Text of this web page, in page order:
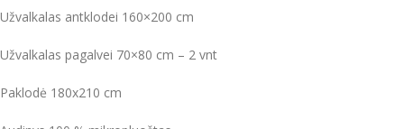
Užvalkalas antklodei 160×200 cm
Užvalkalas pagalvei 70×80 cm – 2 vnt
Paklodė 180x210 cm